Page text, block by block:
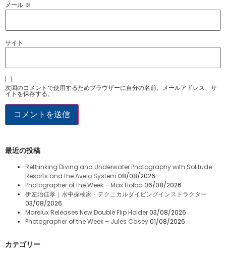
メール ※
サイト
次回のコメントで使用するためブラウザーに自分の名前、メールアドレス、サ
イトを保存する。
最近の投稿
Rethinking Diving and Underwater Photography with Solitude
Resorts and the Avelo System 08/08/2026
Photographer of the Week – Max Holba 06/08/2026
伊左治佳孝｜水中探検家・テクニカルダイビングインストラクター
03/08/2026
Marelux Releases New Double Flip Holder03/08/2026
Photographer of the Week – Jules Casey01/08/2026
カテゴリー